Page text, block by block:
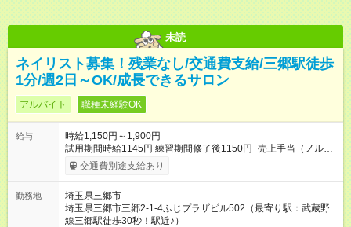
未読
ネイリスト募集！残業なし/交通費支給/三郷駅徒歩
1分/週2日～OK/成長できるサロン
アルバイト 職種未経験OK
給与
時給1,150円～1,900円
試用期間時給1145円 練習期間修了後1150円+売上手当（ノルマ
なし、規定あり） 残業代別途支給 【試用期間】試用期間あり 試
用期間の長さ：1ヶ月 ※ 雇用形態と給与に、本採用時と異なる部
給 1,145円以上 1か月試用期間。試用期間修了後６か月有期雇
用。無期転用社員登用あり。
交通費別途支給あり
勤務地
埼玉県三郷市
埼玉県三郷市三郷2-1-4ふじプラザビル502（最寄り駅：武蔵野
線三郷駅徒歩30秒！駅近♪）